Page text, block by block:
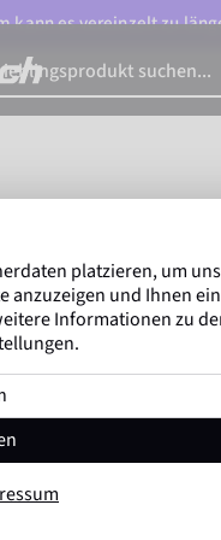
es vereinzelt zu
(M/
platzieren, um
anzuzeigen und Ihnen ein
Informationen zu